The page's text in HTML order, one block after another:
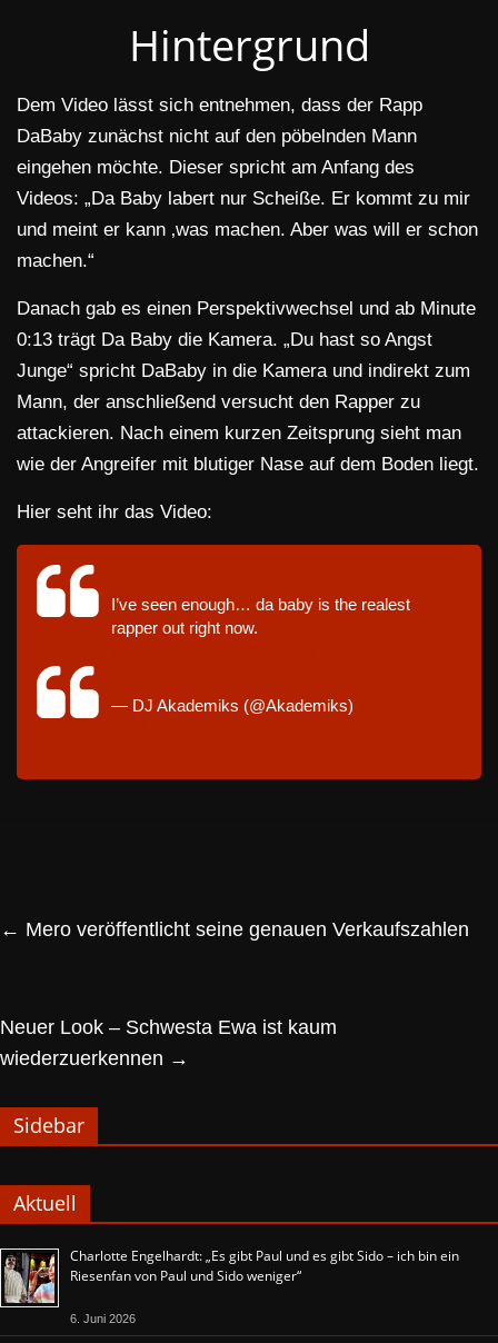
Hintergrund
Dem Video lässt sich entnehmen, dass der Rapp
DaBaby zunächst nicht auf den pöbelnden Mann
eingehen möchte. Dieser spricht am Anfang des
Videos: „Da Baby labert nur Scheiße. Er kommt zu mir
und meint er kann ‚was machen. Aber was will er schon
machen.“
Danach gab es einen Perspektivwechsel und ab Minute
0:13 trägt Da Baby die Kamera. „Du hast so Angst
Junge“ spricht DaBaby in die Kamera und indirekt zum
Mann, der anschließend versucht den Rapper zu
attackieren. Nach einem kurzen Zeitsprung sieht man
wie der Angreifer mit blutiger Nase auf dem Boden liegt.
Hier seht ihr das Video:
I’ve seen enough… da baby is the realest
rapper out right now.
— DJ Akademiks (@Akademiks)
← Mero veröffentlicht seine genauen Verkaufszahlen
Neuer Look – Schwesta Ewa ist kaum
wiederzuerkennen →
Sidebar
Aktuell
Charlotte Engelhardt: „Es gibt Paul und es gibt Sido – ich bin ein
Riesenfan von Paul und Sido weniger“
6. Juni 2026